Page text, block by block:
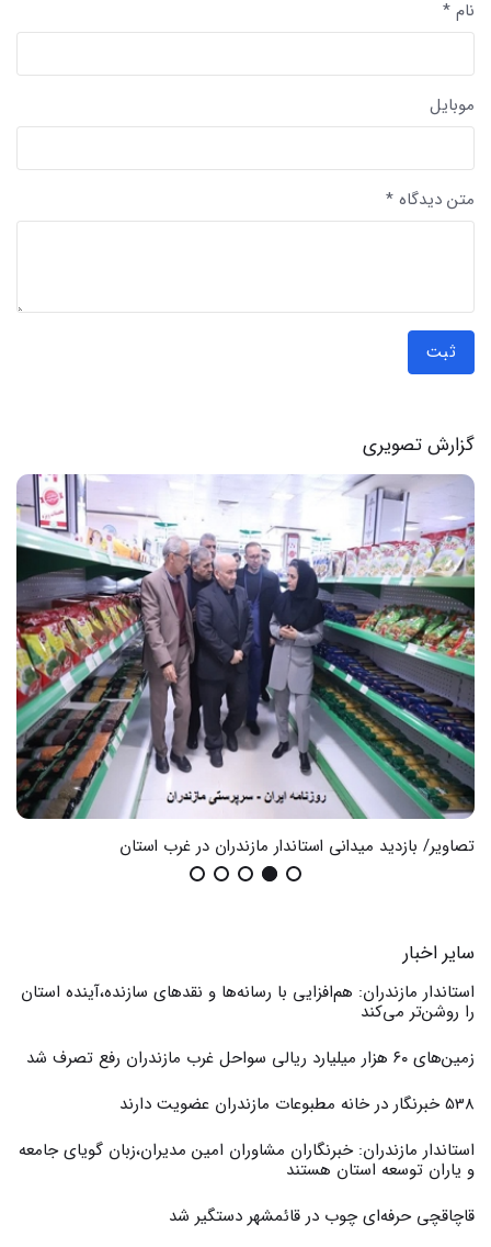
نام *
موبایل
متن دیدگاه *
ثبت
گزارش تصویری
تصاویر/ بازدید میدانی استاندار مازندران در غرب استان
سایر اخبار
استاندار مازندران: هم‌افزایی با رسانه‌ها و نقدهای سازنده،آینده استان
را روشن‌تر می‌کند
زمین‌های ۶۰ هزار میلیارد ریالی سواحل غرب مازندران رفع تصرف شد
538 خبرنگار در خانه مطبوعات مازندران عضویت دارند
استاندار مازندران: خبرنگاران مشاوران امین مدیران،زبان گویای جامعه
و یاران توسعه استان هستند
قاچاقچی حرفه‌ای چوب در قائمشهر دستگیر شد